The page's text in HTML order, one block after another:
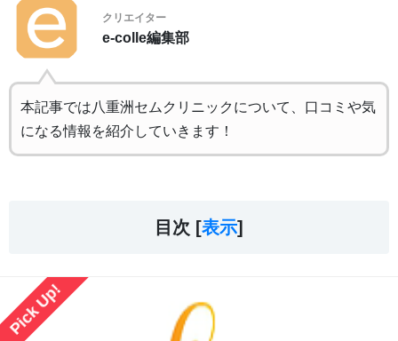
クリエイター
e-colle編集部
本記事では八重洲セムクリニックについて、口コミや気
になる情報を紹介していきます！
目次 [表示]
Pick Up!